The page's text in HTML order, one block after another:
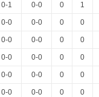
0-1 0-0 0 1
0-0 0-0 0 0
0-0 0-0 0 0
0-0 0-0 0 0
0-0 0-0 0 0
0-0 0-0 0 0